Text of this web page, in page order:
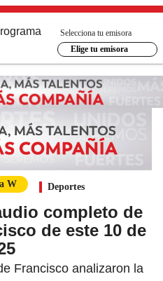
Selecciona tu emisora
Elige tu emisora
W Deportes
completo de
de este 10 de
Francisco analizaron la